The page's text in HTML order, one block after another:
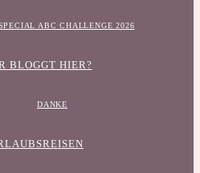
ABC CHALLENGE 2026
BLOGGT HIER?
DANKE